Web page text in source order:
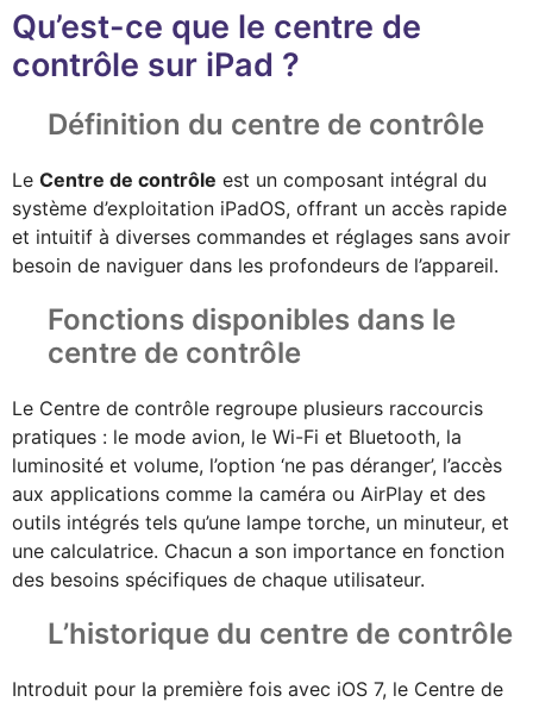
Qu’est-ce que le centre de
contrôle sur iPad ?
Définition du centre de contrôle
Le Centre de contrôle est un composant intégral du
système d’exploitation iPadOS, offrant un accès rapide
et intuitif à diverses commandes et réglages sans avoir
besoin de naviguer dans les profondeurs de l’appareil.
Fonctions disponibles dans le
centre de contrôle
Le Centre de contrôle regroupe plusieurs raccourcis
pratiques : le mode avion, le Wi-Fi et Bluetooth, la
luminosité et volume, l’option ‘ne pas déranger’, l’accès
aux applications comme la caméra ou AirPlay et des
outils intégrés tels qu’une lampe torche, un minuteur, et
une calculatrice. Chacun a son importance en fonction
des besoins spécifiques de chaque utilisateur.
L’historique du centre de contrôle
Introduit pour la première fois avec iOS 7, le Centre de